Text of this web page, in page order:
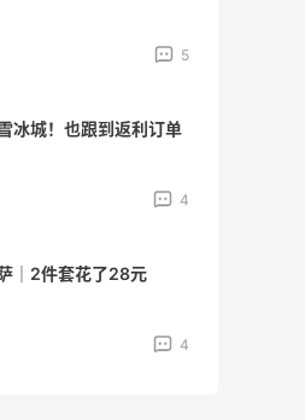
5
冰城！也跟到返利订单
4
｜2件套花了28元
4